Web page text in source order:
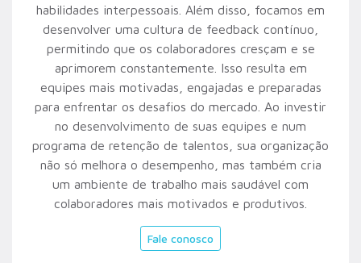
habilidades interpessoais. Além disso, focamos em
desenvolver uma cultura de feedback contínuo,
permitindo que os colaboradores cresçam e se
aprimorem constantemente. Isso resulta em
equipes mais motivadas, engajadas e preparadas
para enfrentar os desafios do mercado. Ao investir
no desenvolvimento de suas equipes e num
programa de retenção de talentos, sua organização
não só melhora o desempenho, mas também cria
um ambiente de trabalho mais saudável com
colaboradores mais motivados e produtivos.
Fale conosco